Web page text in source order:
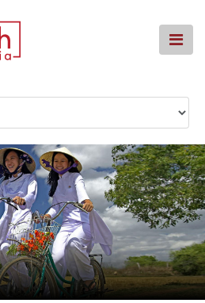
我们的团队
我们的办事处
知识中心
回馈社会
常见问题
联系我们